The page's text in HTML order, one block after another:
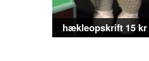
hækleopskrift 15 kr